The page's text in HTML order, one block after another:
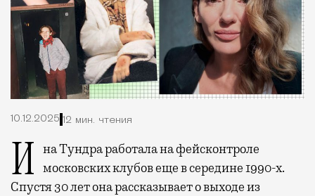
10.12.2025 12 мин. чтения
Ина Тундра работала на фейсконтроле московских клубов еще в середине 1990-х.
Спустя 30 лет она рассказывает о выходе из